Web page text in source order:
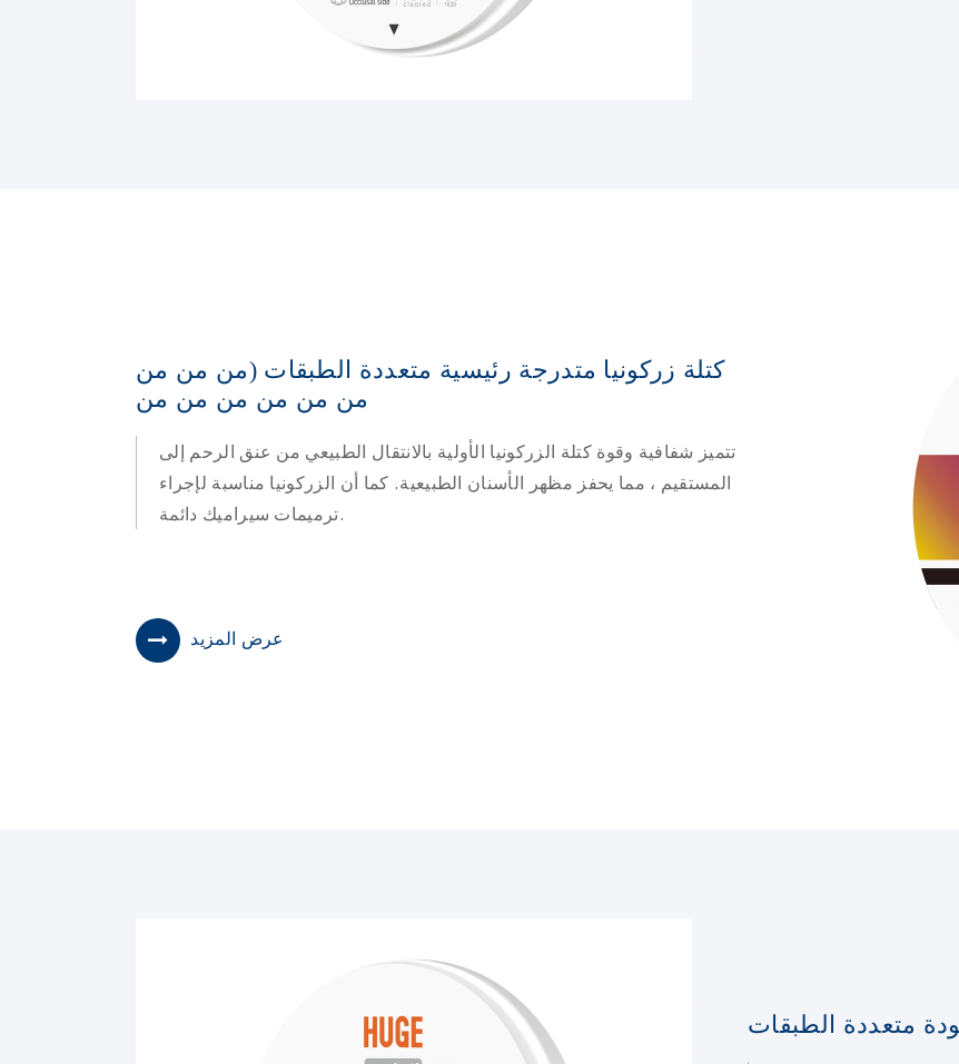
كتلة زركونيا متدرجة رئيسية متعددة الطبقات (من من من
من من من من من من
تتميز شفافية وقوة كتلة الزركونيا الأولية بالانتقال الطبيعي من عنق الرحم إلى
المستقيم ، مما يحفز مظهر الأسنان الطبيعية. كما أن الزركونيا مناسبة لإجراء
ترميمات سيراميك دائمة.
عرض المزيد